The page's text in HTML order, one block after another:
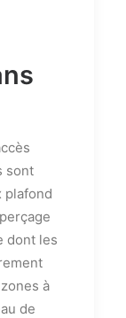
sont
plafond
dont les
à
de